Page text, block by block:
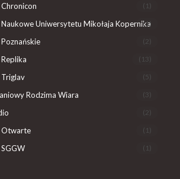
(1)
Uniwersytetu Mikołaja Kopernika
(1)
(2)
(13)
(5)
Rodzima Wiara (3)
(2)
Otwarte (1)
(1)